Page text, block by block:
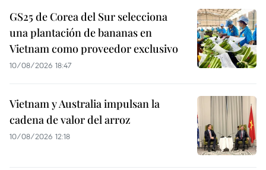
GS25 de Corea del Sur selecciona
una plantación de bananas en
Vietnam como proveedor exclusivo
10/08/2026 18:47
Vietnam y Australia impulsan la
cadena de valor del arroz
10/08/2026 12:18